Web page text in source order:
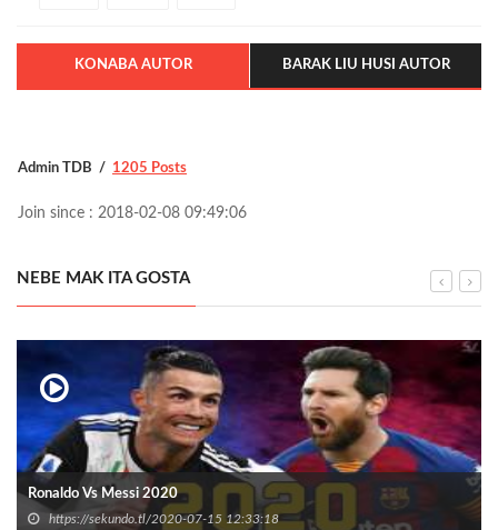
KONABA AUTOR BARAK LIU HUSI AUTOR
Admin TDB 1205 Posts
Join since : 2018-02-08 09:49:06
NEBE MAK ITA GOSTA
Ronaldo Vs Messi 2020
https://sekundo.tl/2020-07-15 12:33:18